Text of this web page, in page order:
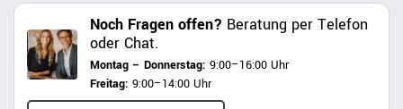
Noch Fragen offen? Beratung per Telefon
oder Chat.
Montag – Donnerstag: 9:00–16:00 Uhr
Freitag: 9:00–14:00 Uhr